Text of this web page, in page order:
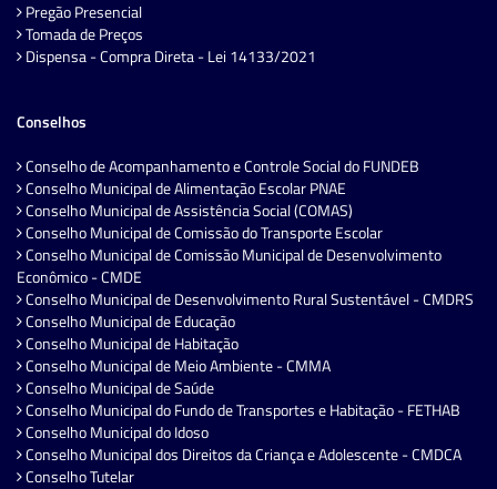
Pregão Presencial
Tomada de Preços
Dispensa - Compra Direta - Lei 14133/2021
Conselhos
Conselho de Acompanhamento e Controle Social do FUNDEB
Conselho Municipal de Alimentação Escolar PNAE
Conselho Municipal de Assistência Social (COMAS)
Conselho Municipal de Comissão do Transporte Escolar
Conselho Municipal de Comissão Municipal de Desenvolvimento
Econômico - CMDE
Conselho Municipal de Desenvolvimento Rural Sustentável - CMDRS
Conselho Municipal de Educação
Conselho Municipal de Habitação
Conselho Municipal de Meio Ambiente - CMMA
Conselho Municipal de Saúde
Conselho Municipal do Fundo de Transportes e Habitação - FETHAB
Conselho Municipal do Idoso
Conselho Municipal dos Direitos da Criança e Adolescente - CMDCA
Conselho Tutelar